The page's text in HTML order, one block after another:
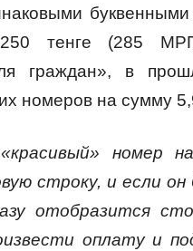
тенге (285
граждан», в
номеров на сумму
номер
строку, и если
отобразится
оплату и